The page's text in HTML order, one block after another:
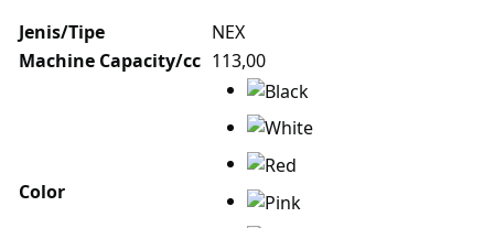
Jenis/Tipe
NEX
Machine Capacity/cc 113,00
Color